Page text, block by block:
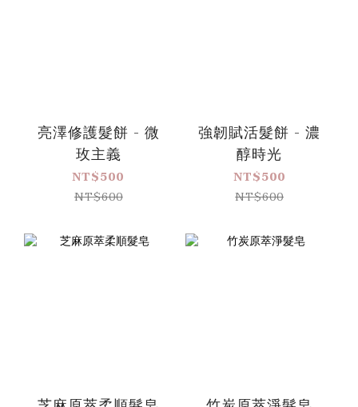
亮澤修護髮餅 - 微
玫主義
NT$500
NT$600
強韌賦活髮餅 - 濃
醇時光
NT$500
NT$600